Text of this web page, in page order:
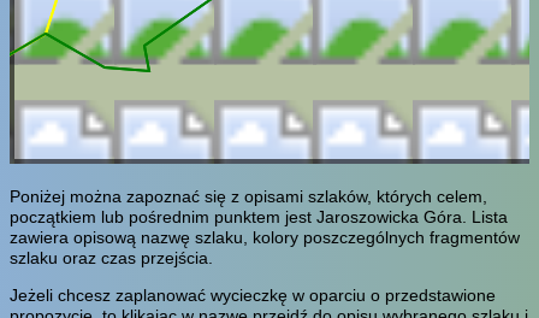
Poniżej można zapoznać się z opisami szlaków, których celem,
początkiem lub pośrednim punktem jest Jaroszowicka Góra. Lista
zawiera opisową nazwę szlaku, kolory poszczególnych fragmentów
szlaku oraz czas przejścia.
Jeżeli chcesz zaplanować wycieczkę w oparciu o przedstawione